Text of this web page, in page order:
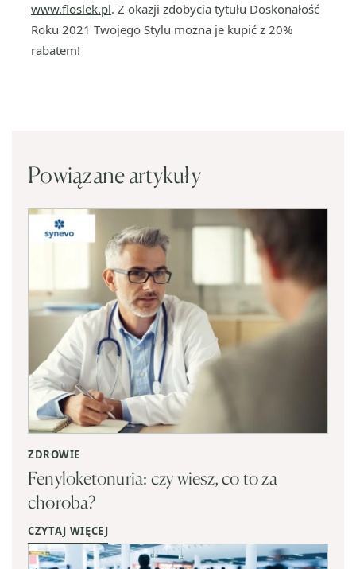
www.floslek.pl. Z okazji zdobycia tytułu Doskonałość
Roku 2021 Twojego Stylu można je kupić z 20%
rabatem!
Powiązane artykuły
ZDROWIE
Fenyloketonuria: czy wiesz, co to za
choroba?
CZYTAJ WIĘCEJ